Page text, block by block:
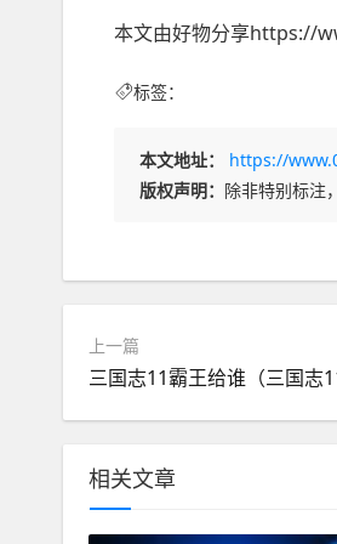
本文由好物分享https://
标签：
本文地址：
https://
版权声明： 除非特别标注
上一篇
三国志11霸王给谁（三国志
相关文章